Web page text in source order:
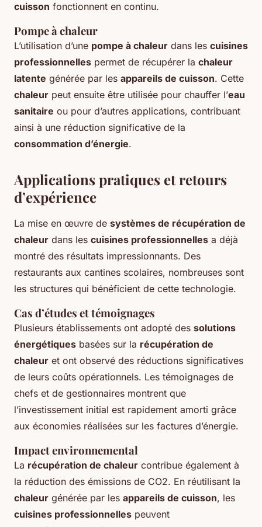
cuisson fonctionnent en continu.
Pompe à chaleur
L’utilisation d’une pompe à chaleur dans les cuisines
professionnelles permet de récupérer la chaleur
latente générée par les appareils de cuisson. Cette
chaleur peut ensuite être utilisée pour chauffer l’eau
sanitaire ou pour d’autres applications, contribuant
ainsi à une réduction significative de la
consommation d’énergie.
Applications pratiques et retours
d’expérience
La mise en œuvre de systèmes de récupération de
chaleur dans les cuisines professionnelles a déjà
montré des résultats impressionnants. Des
restaurants aux cantines scolaires, nombreuses sont
les structures qui bénéficient de cette technologie.
Cas d’études et témoignages
Plusieurs établissements ont adopté des solutions
énergétiques basées sur la récupération de
chaleur et ont observé des réductions significatives
de leurs coûts opérationnels. Les témoignages de
chefs et de gestionnaires montrent que
l’investissement initial est rapidement amorti grâce
aux économies réalisées sur les factures d’énergie.
Impact environnemental
La récupération de chaleur contribue également à
la réduction des émissions de CO2. En réutilisant la
chaleur générée par les appareils de cuisson, les
cuisines professionnelles peuvent